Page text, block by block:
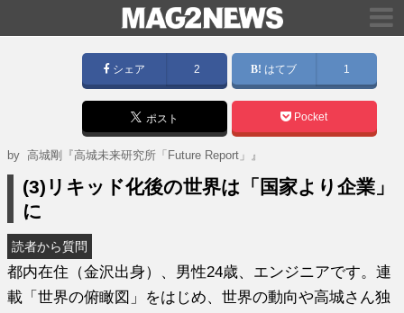
シェア 2 はてブ 1
ポスト Pocket
by高城剛『高城未来研究所「Future Report」』
(3)リキッド化後の世界は「国家より企業」
に
読者から質問
都内在住（金沢出身）、男性24歳、エンジニアです。連
載「世界の俯瞰図」をはじめ、世界の動向や高城さん独